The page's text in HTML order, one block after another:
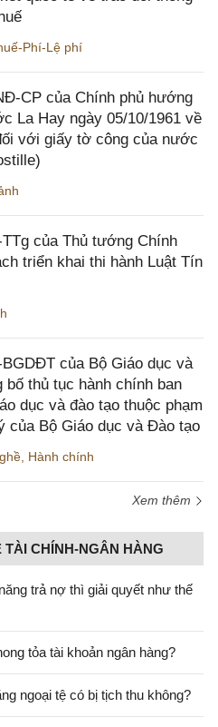
Phí-Lệ phí
CP của Chính phủ hướng
La Hay ngày 05/10/1961 về
với giấy tờ công của nước
của Thủ tướng Chính
triển khai thi hành Luật Tín
của Bộ Giáo dục và
thủ tục hành chính ban
dục và đào tạo thuộc phạm
của Bộ Giáo dục và Đào tạo
Hành chính
Xem thêm
CHÍNH-NGÂN HÀNG
trả nợ thì giải quyết như thế
tỏa tài khoản ngân hàng?
ngoại tệ có bị tịch thu không?